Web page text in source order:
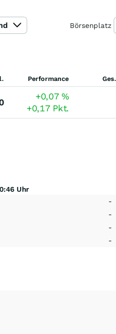
Börsenplatz
Performance
+0,07%
+0,17 Pkt.
Uhr
-
-
-
-